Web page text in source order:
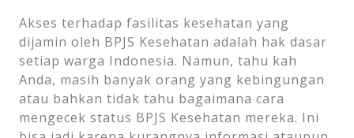
Akses terhadap fasilitas kesehatan yang
dijamin oleh BPJS Kesehatan adalah hak dasar
setiap warga Indonesia. Namun, tahu kah
Anda, masih banyak orang yang kebingungan
atau bahkan tidak tahu bagaimana cara
mengecek status BPJS Kesehatan mereka. Ini